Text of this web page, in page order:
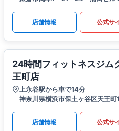
店舗情報 公式サ
24時間フィットネスジム
王町店
上永谷駅から車で14分
神奈川県横浜市保土ヶ谷区天王
店舗情報 公式サ